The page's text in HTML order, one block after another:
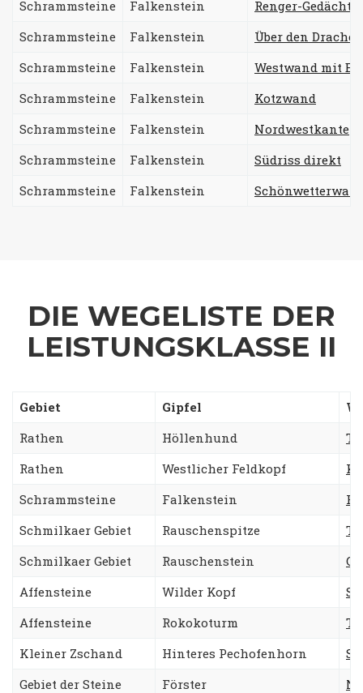
Schrammsteine Falkenstein
Renger-
Schrammsteine
Falkenstein
Über den
Schrammsteine
Falkenstein
Westwand mit
Schrammsteine
Falkenstein
Kotzwand
Schrammsteine
Falkenstein
Nordwestkante
Schrammsteine
Falkenstein
Südriss direkt
Schrammsteine
Falkenstein
DIE WEGELISTE DER
LEISTUNGSKLASSE II
Gebiet Gipfel
Rathen
Höllenhund
Rathen
Westlicher Feldkopf
Schrammsteine
Falkenstein
Schmilkaer Gebiet
Rauschenspitze
Schmilkaer Gebiet
Rauschenstein
Affensteine
Wilder Kopf
Affensteine
Rokokoturm
Kleiner Zschand
Hinteres Pechofenhorn
Gebiet der Steine
Förster